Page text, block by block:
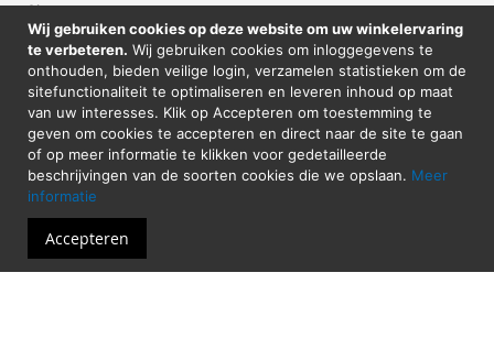
Wij gebruiken cookies op deze website om uw winkelervaring
te verbeteren. Wij gebruiken cookies om inloggegevens te
onthouden, bieden veilige login, verzamelen statistieken om de
sitefunctionaliteit te optimaliseren en leveren inhoud op maat
van uw interesses. Klik op Accepteren om toestemming te
geven om cookies te accepteren en direct naar de site te gaan
of op meer informatie te klikken voor gedetailleerde
beschrijvingen van de soorten cookies die we opslaan. Meer
informatie
Accepteren
Sitemap
CONTACT
Sticker Atelier
Neringstraat 7
8263 BG Kampen
Tel. 038-2020089